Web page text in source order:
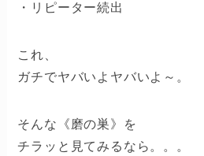
・リピーター続出
これ、
ガチでヤバいよヤバいよ～。
そんな《磨の巣》を
チラッと見てみるなら。。。